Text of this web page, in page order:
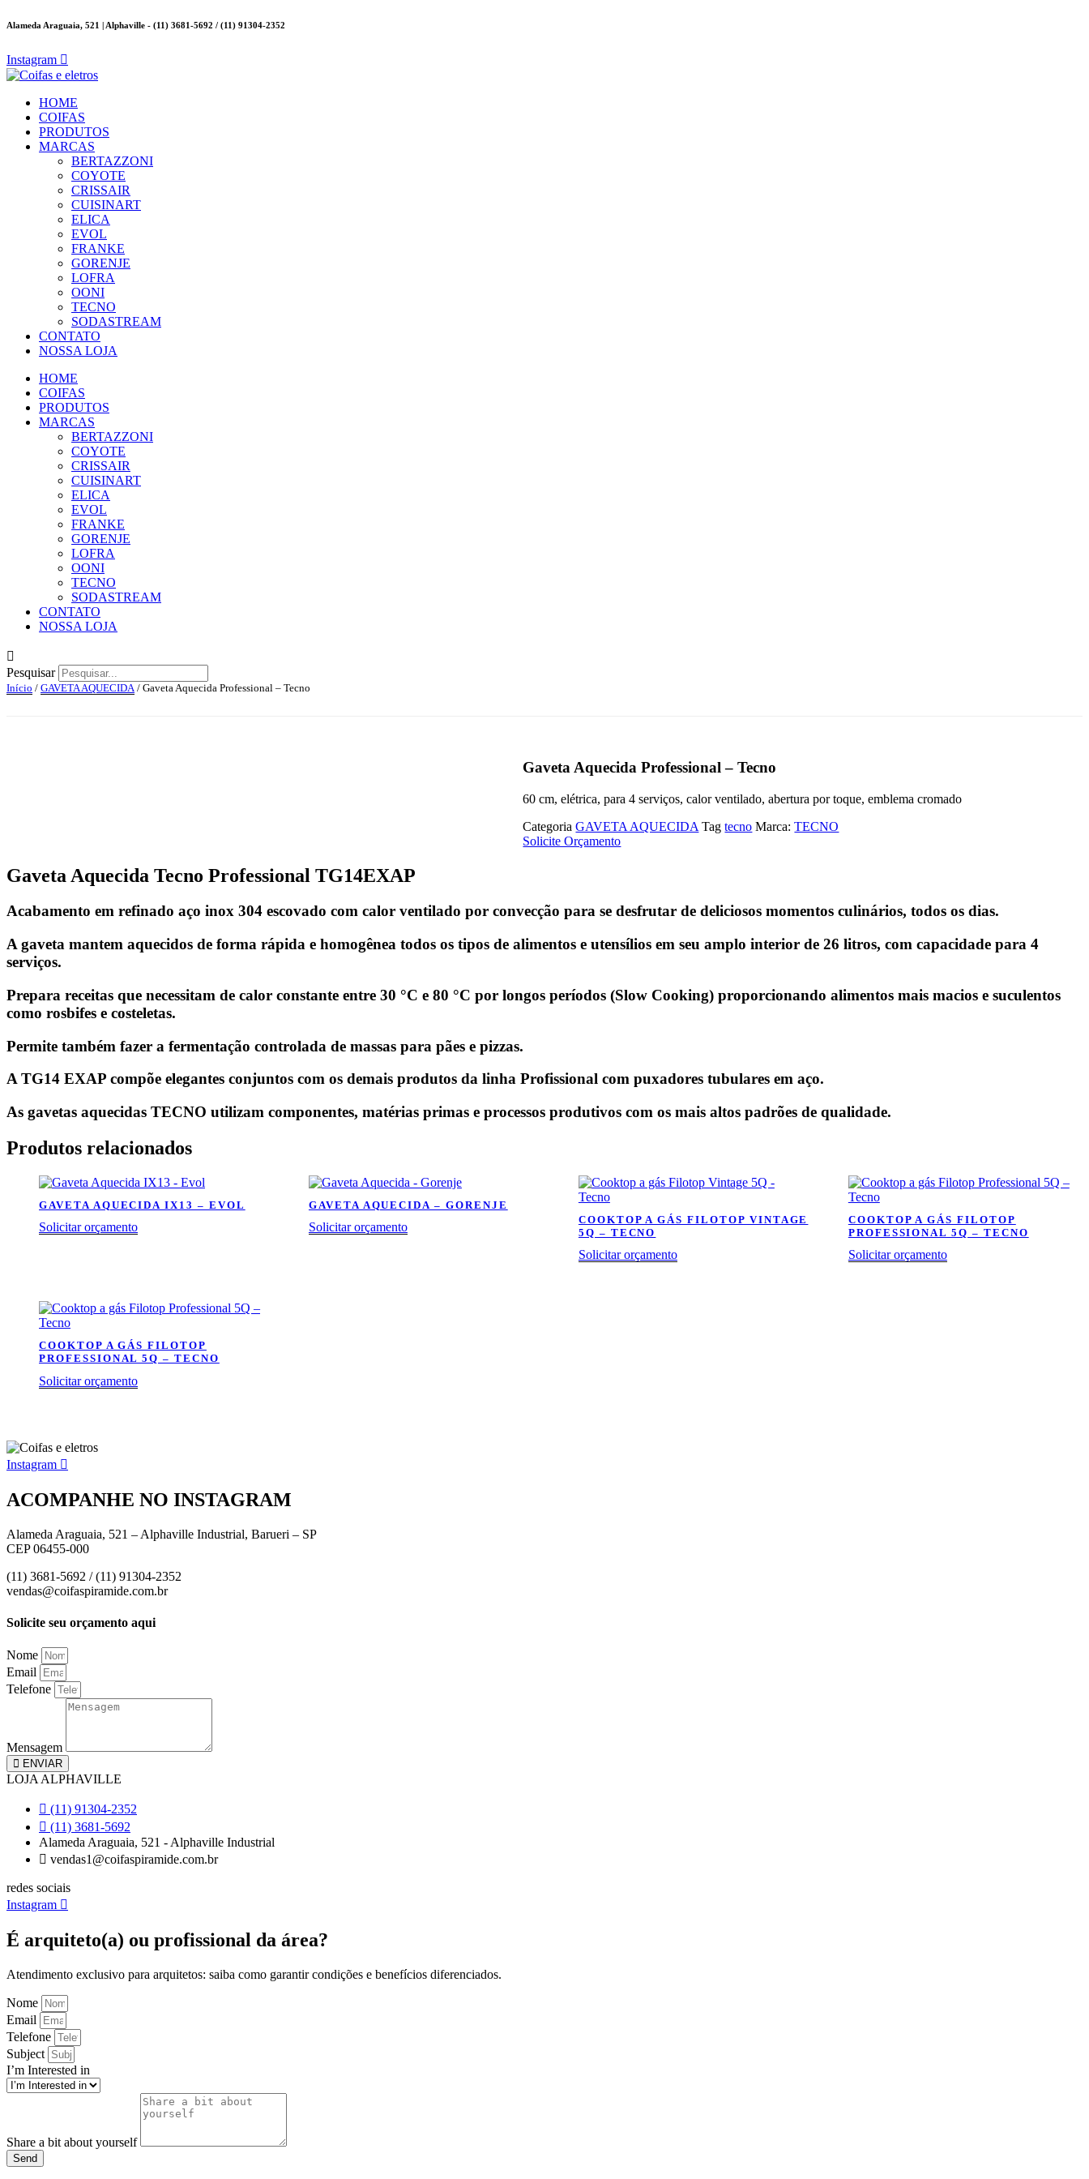
Alameda Araguaia, 521 | Alphaville - (11) 3681-5692 / (11) 91304-2352
Instagram
HOME
COIFAS
PRODUTOS
MARCAS
BERTAZZONI
COYOTE
CRISSAIR
CUISINART
ELICA
EVOL
FRANKE
GORENJE
LOFRA
OONI
TECNO
SODASTREAM
CONTATO
NOSSA LOJA
HOME
COIFAS
PRODUTOS
MARCAS
BERTAZZONI
COYOTE
CRISSAIR
CUISINART
ELICA
EVOL
FRANKE
GORENJE
LOFRA
OONI
TECNO
SODASTREAM
CONTATO
NOSSA LOJA
Pesquisar
Início / GAVETA AQUECIDA / Gaveta Aquecida Professional – Tecno
Gaveta Aquecida Professional – Tecno
60 cm, elétrica, para 4 serviços, calor ventilado, abertura por toque, emblema cromado
Categoria GAVETA AQUECIDA Tag tecno Marca:TECNO
Solicite Orçamento
Gaveta Aquecida Tecno Professional TG14EXAP
Acabamento em refinado aço inox 304 escovado com calor ventilado por convecção para se desfrutar de deliciosos momentos culinários, todos os dias.
A gaveta mantem aquecidos de forma rápida e homogênea todos os tipos de alimentos e utensílios em seu amplo interior de 26 litros, com capacidade para 4
serviços.
Prepara receitas que necessitam de calor constante entre 30 °C e 80 °C por longos períodos (Slow Cooking) proporcionando alimentos mais macios e suculentos
como rosbifes e costeletas.
Permite também fazer a fermentação controlada de massas para pães e pizzas.
A TG14 EXAP compõe elegantes conjuntos com os demais produtos da linha Profissional com puxadores tubulares em aço.
As gavetas aquecidas TECNO utilizam componentes, matérias primas e processos produtivos com os mais altos padrões de qualidade.
Produtos relacionados
GAVETA AQUECIDA IX13 – EVOL
Solicitar orçamento
GAVETA AQUECIDA – GORENJE
Solicitar orçamento
COOKTOP A GÁS FILOTOP VINTAGE
5Q – TECNO
Solicitar orçamento
COOKTOP A GÁS FILOTOP
PROFESSIONAL 5Q – TECNO
Solicitar orçamento
COOKTOP A GÁS FILOTOP
PROFESSIONAL 5Q – TECNO
Solicitar orçamento
Instagram
ACOMPANHE NO INSTAGRAM
Alameda Araguaia, 521 – Alphaville Industrial, Barueri – SP
CEP 06455-000
(11) 3681-5692 / (11) 91304-2352
vendas@coifaspiramide.com.br
Solicite seu orçamento aqui
Nome
Email
Telefone
Mensagem
ENVIAR
LOJA ALPHAVILLE
(11) 91304-2352
(11) 3681-5692
Alameda Araguaia, 521 - Alphaville Industrial
vendas1@coifaspiramide.com.br
redes sociais
Instagram
É arquiteto(a) ou profissional da área?
Atendimento exclusivo para arquitetos: saiba como garantir condições e benefícios diferenciados.
Nome
Email
Telefone
Subject
I’m Interested in
Share a bit about yourself
Send